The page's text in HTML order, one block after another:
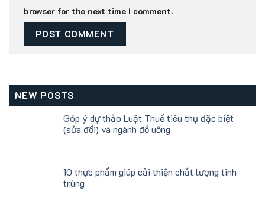
browser for the next time I comment.
NEW POSTS
Góp ý dự thảo Luật Thuế tiêu thụ đặc biệt
(sửa đổi) và ngành đồ uống
10 thực phẩm giúp cải thiện chất lượng tinh
trùng